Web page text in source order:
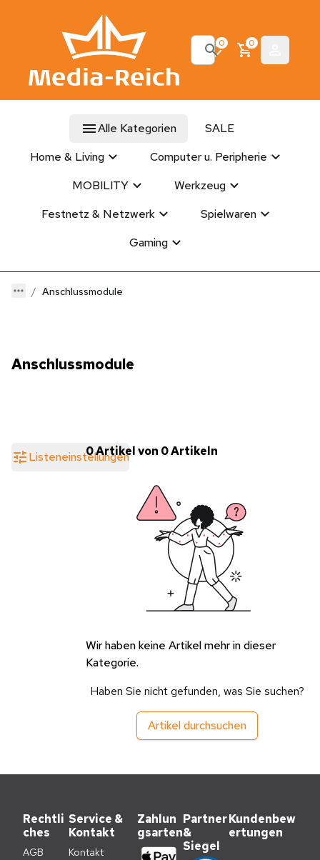
0 0
Alle Kategorien
SALE
Home & Living
Computer u. Peripherie
MOBILITY
Werkzeug
Festnetz & Netzwerk
Spielwaren
Gaming
Anschlussmodule
Anschlussmodule
Listeneinstellungen0 Artikel von 0 Artikeln
Wir haben keine Artikel mehr in dieser
Kategorie.
Haben Sie nicht gefunden, was Sie suchen?
Artikel durchsuchen
Rechtli
ches
AGB
Service &
Kontakt
Kontakt
Zahlun
gsarten
Partner
&
Siegel
Kundenbew
ertungen